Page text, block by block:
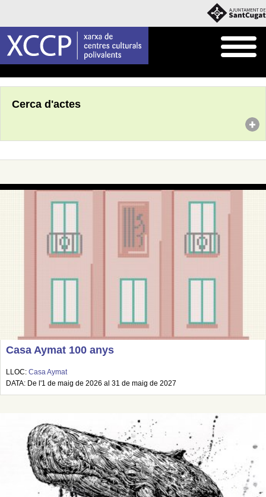
Cerca d'actes
Casa Aymat 100 anys
LLOC: Casa Aymat
DATA: De l'1 de maig de 2026 al 31 de maig de 2027